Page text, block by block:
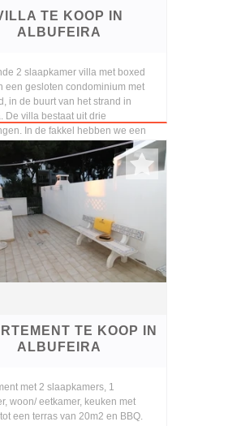
TE KOOP IN
ALBUFEIRA
2 slaapkamer villa met boxed
een gesloten condominium met
in de buurt van het strand in
De villa bestaat uit drie
In de fakkel hebben we een
TE KOOP IN
ALBUFEIRA
met 2 slaapkamers, 1
woon/ eetkamer, keuken met
een terras van 20m2 en BBQ.